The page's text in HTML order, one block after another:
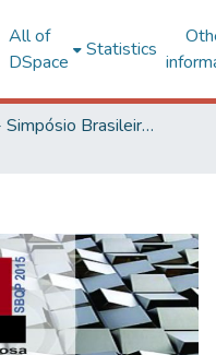
All of
DSpace
Statistics
SBQP - Simpósio Brasileiro de Qualidade do Projeto no Ambiente Construído